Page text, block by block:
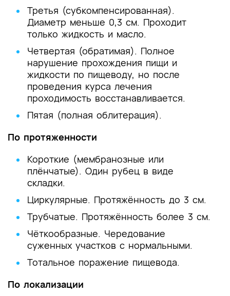
Третья (субкомпенсированная).
Диаметр меньше 0,3 см. Проходит
только жидкость и масло.
Четвертая (обратимая). Полное
нарушение прохождения пищи и
жидкости по пищеводу, но после
проведения курса лечения
проходимость восстанавливается.
Пятая (полная облитерация).
По протяженности
Короткие (мембранозные или
плёнчатые). Один рубец в виде
складки.
Циркулярные. Протяжённость до 3 см.
Трубчатые. Протяжённость более 3 см.
Чёткообразные. Чередование
суженных участков с нормальными.
Тотальное поражение пищевода.
По локализации